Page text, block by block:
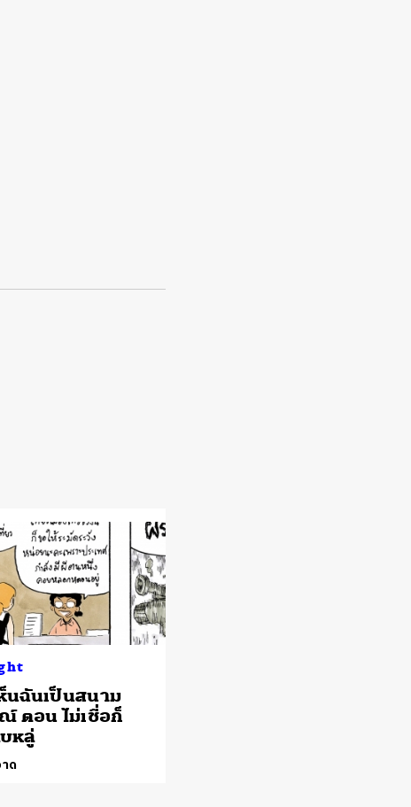
นฉันเป็นสนาม
ตอน ไม่เชื่อก็
หลู่
ด